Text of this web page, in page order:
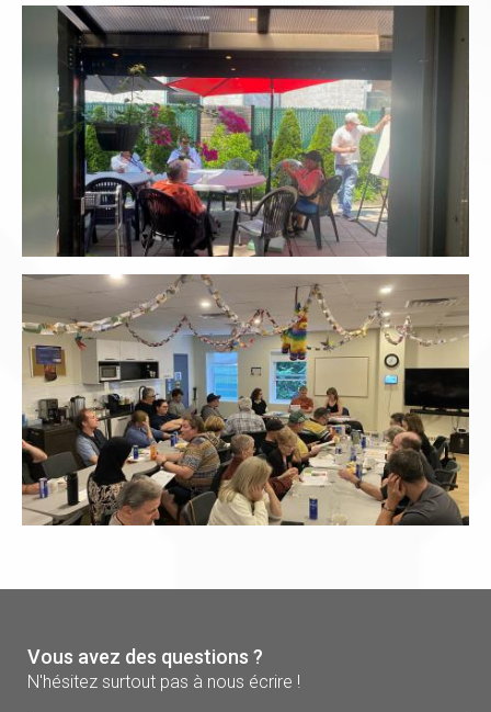
Vous avez des questions ?
N'hésitez surtout pas à nous écrire !